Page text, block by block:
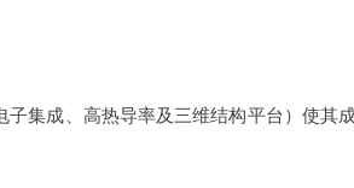
集成、高热导率及三维结构平台）使其